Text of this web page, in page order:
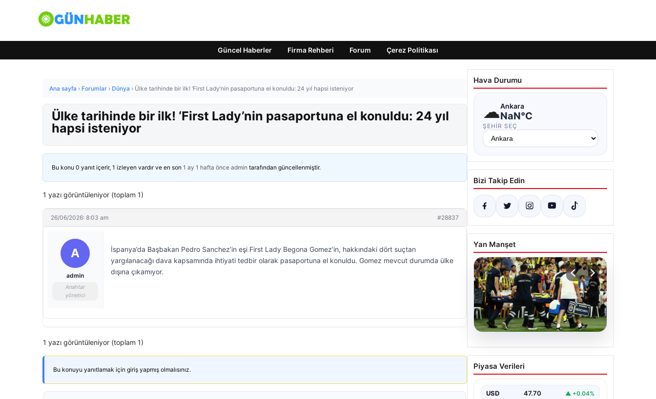
Güncel Haberler Firma Rehberi Forum Çerez Politikası
Ana sayfa › Forumlar › Dünya › Ülke tarihinde bir ilk! ‘First Lady’nin pasaportuna el konuldu: 24 yıl hapsi isteniyor
Ülke tarihinde bir ilk! ‘First Lady’nin pasaportuna el konuldu: 24 yıl
hapsi isteniyor
Bu konu 0 yanıt içerir, 1 izleyen vardır ve en son 1 ay 1 hafta önce admin tarafından güncellenmiştir.
1 yazı görüntüleniyor (toplam 1)
26/06/2026: 8:03 am #28837
A
admin
Anahtar
yönetici
İspanya’da Başbakan Pedro Sanchez’in eşi First Lady Begona Gomez’in, hakkındaki dört suçtan
yargılanacağı dava kapsamında ihtiyati tedbir olarak pasaportuna el konuldu. Gomez mevcut durumda ülke
dışına çıkamıyor.
1 yazı görüntüleniyor (toplam 1)
Bu konuyu yanıtlamak için giriş yapmış olmalısınız.
Hava Durumu
☁Ankara
NaN°C
ŞEHIR SEÇ
Bizi Takip Edin
Yan Manşet
05.08.2026
Fenerbahçe’de Sturm
Graz maçında
kahreden haber!
Piyasa Verileri
USD 47.70 ▲ +0.04%